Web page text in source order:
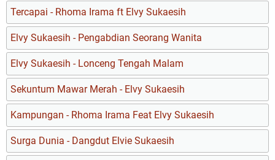
Tercapai - Rhoma Irama ft Elvy Sukaesih
Elvy Sukaesih - Pengabdian Seorang Wanita
Elvy Sukaesih - Lonceng Tengah Malam
Sekuntum Mawar Merah - Elvy Sukaesih
Kampungan - Rhoma Irama Feat Elvy Sukaesih
Surga Dunia - Dangdut Elvie Sukaesih